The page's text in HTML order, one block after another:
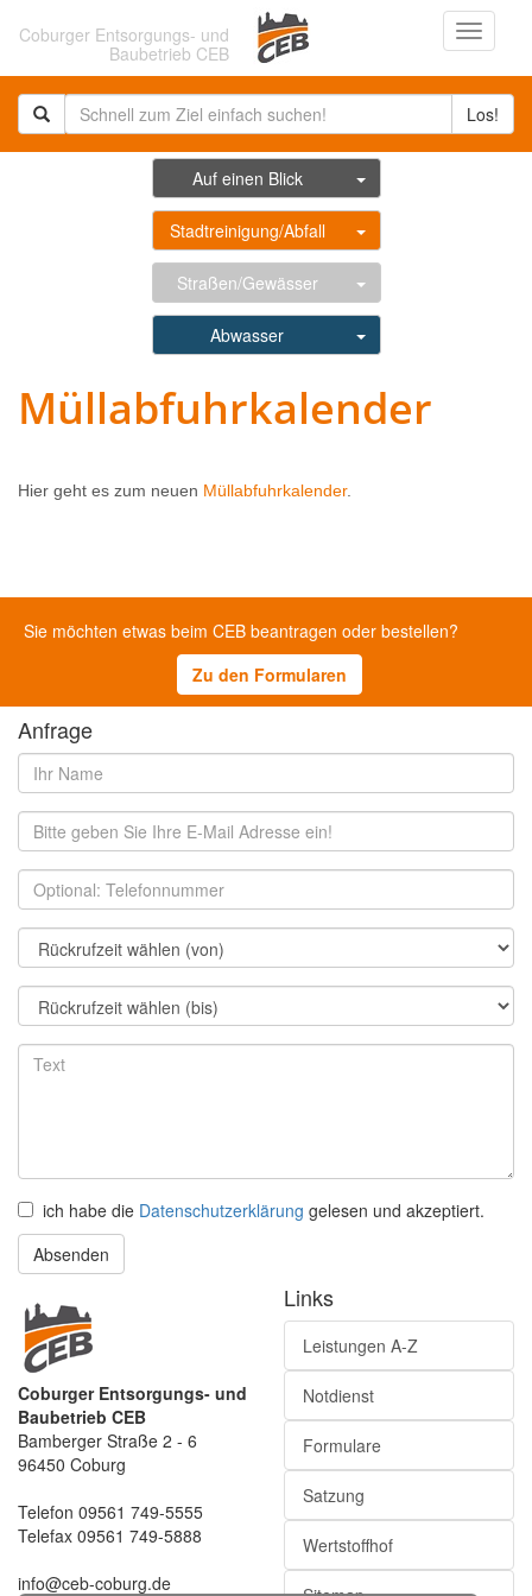
Coburger Entsorgungs- und
Baubetrieb CEB
ein-/
Los!
Auf einen Blick
Stadtreinigung/Abfall
Straßen/Gewässer
Abwasser
Müllabfuhrkalender
Hier geht es zum neuen Müllabfuhrkalender.
Sie möchten etwas beim CEB beantragen oder bestellen?
Zu den Formularen
Anfrage
ich habe die Datenschutzerklärung gelesen und akzeptiert.
Absenden
Coburger Entsorgungs- und
Baubetrieb CEB
Bamberger Straße 2 - 6
96450 Coburg
Telefon 09561 749-5555
Telefax 09561 749-5888
info@ceb-coburg.de
Links
Leistungen A-Z
Notdienst
Formulare
Satzung
Wertstoffhof